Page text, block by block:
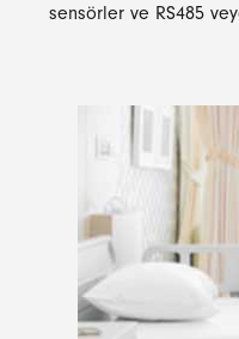
sensörler ve RS485